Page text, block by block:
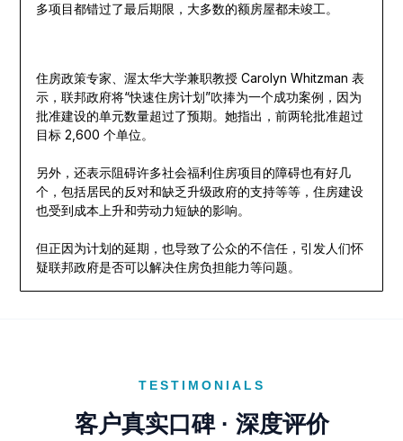
多项目都错过了最后期限，大多数的额房屋都未竣工。
住房政策专家、渥太华大学兼职教授 Carolyn Whitzman 表
示，联邦政府将“快速住房计划”吹捧为一个成功案例，因为
批准建设的单元数量超过了预期。她指出，前两轮批准超过
目标 2,600 个单位。
另外，还表示阻碍许多社会福利住房项目的障碍也有好几
个，包括居民的反对和缺乏升级政府的支持等等，住房建设
也受到成本上升和劳动力短缺的影响。
但正因为计划的延期，也导致了公众的不信任，引发人们怀
疑联邦政府是否可以解决住房负担能力等问题。
TESTIMONIALS
客户真实口碑 · 深度评价